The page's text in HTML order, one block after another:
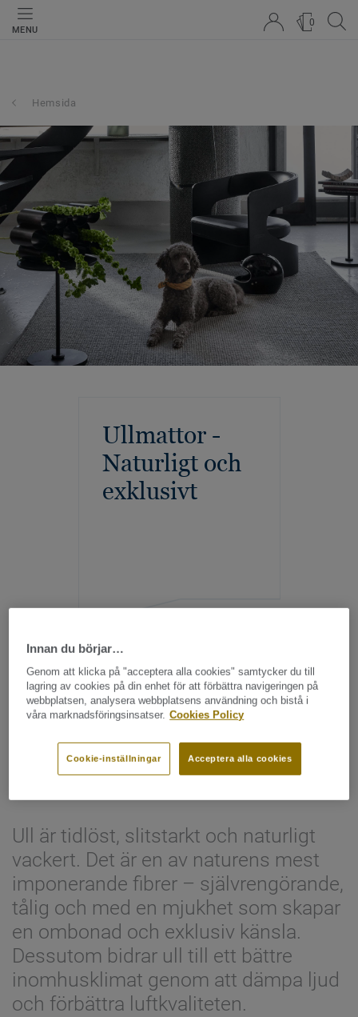
MENU
0
Hemsida
Ullmattor -
Naturligt och
exklusivt
Mattor av ull
Ull är tidlöst, slitstarkt och naturligt
vackert. Det är en av naturens mest
imponerande fibrer – självrengörande,
tålig och med en mjukhet som skapar
en ombonad och exklusiv känsla.
Dessutom bidrar ull till ett bättre
inomhusklimat genom att dämpa ljud
och förbättra luftkvaliteten.
Innan du börjar…
Genom att klicka på "acceptera alla cookies" samtycker du till
lagring av cookies på din enhet för att förbättra navigeringen på
webbplatsen, analysera webbplatsens användning och bistå i
våra marknadsföringsinsatser. Cookies Policy
Acceptera alla cookies
Cookie-inställningar